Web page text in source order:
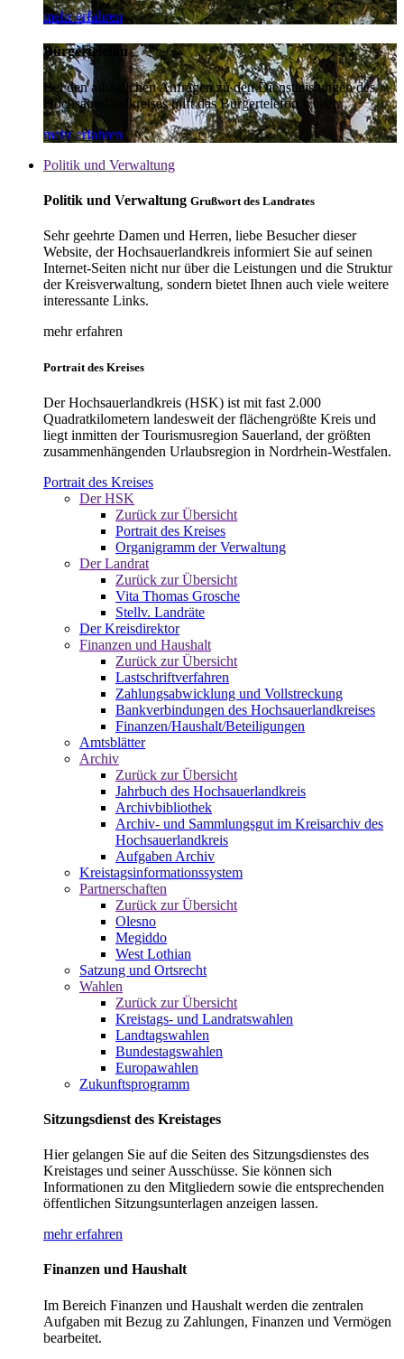
mehr erfahren
Bürgertelefon
Bei den alltäglichen Anfragen zu den Dienstleistungen des
Hochsauerlandkreises hilft das Bürgertelefon weiter.
mehr erfahren
Politik und Verwaltung
Politik und Verwaltung Grußwort des Landrates
Sehr geehrte Damen und Herren, liebe Besucher dieser
Website, der Hochsauerlandkreis informiert Sie auf seinen
Internet-Seiten nicht nur über die Leistungen und die Struktur
der Kreisverwaltung, sondern bietet Ihnen auch viele weitere
interessante Links.
mehr erfahren
Portrait des Kreises
Der Hochsauerlandkreis (HSK) ist mit fast 2.000
Quadratkilometern landesweit der flächengrößte Kreis und
liegt inmitten der Tourismusregion Sauerland, der größten
zusammenhängenden Urlaubsregion in Nordrhein-Westfalen.
Portrait des Kreises
Der HSK
Zurück zur Übersicht
Portrait des Kreises
Organigramm der Verwaltung
Der Landrat
Zurück zur Übersicht
Vita Thomas Grosche
Stellv. Landräte
Der Kreisdirektor
Finanzen und Haushalt
Zurück zur Übersicht
Lastschriftverfahren
Zahlungsabwicklung und Vollstreckung
Bankverbindungen des Hochsauerlandkreises
Finanzen/Haushalt/Beteiligungen
Amtsblätter
Archiv
Zurück zur Übersicht
Jahrbuch des Hochsauerlandkreis
Archivbibliothek
Archiv- und Sammlungsgut im Kreisarchiv des
Hochsauerlandkreis
Aufgaben Archiv
Kreistagsinformationssystem
Partnerschaften
Zurück zur Übersicht
Olesno
Megiddo
West Lothian
Satzung und Ortsrecht
Wahlen
Zurück zur Übersicht
Kreistags- und Landratswahlen
Landtagswahlen
Bundestagswahlen
Europawahlen
Zukunftsprogramm
Sitzungsdienst des Kreistages
Hier gelangen Sie auf die Seiten des Sitzungsdienstes des
Kreistages und seiner Ausschüsse. Sie können sich
Informationen zu den Mitgliedern sowie die entsprechenden
öffentlichen Sitzungsunterlagen anzeigen lassen.
mehr erfahren
Finanzen und Haushalt
Im Bereich Finanzen und Haushalt werden die zentralen
Aufgaben mit Bezug zu Zahlungen, Finanzen und Vermögen
bearbeitet.